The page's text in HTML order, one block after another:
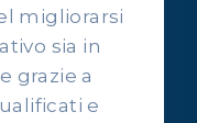
ALLIEVI
migliorarsi
sia in
grazie a
e